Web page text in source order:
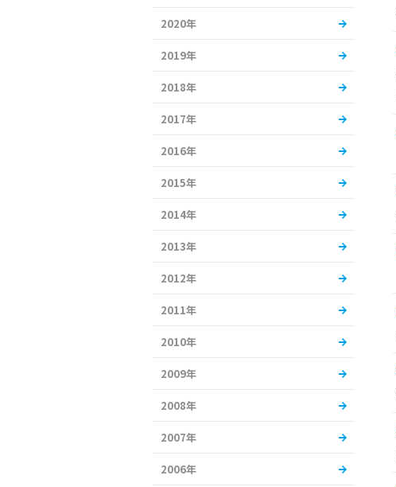
2020年
2019年
2018年
2017年
2016年
2015年
2014年
2013年
2012年
2011年
2010年
2009年
2008年
2007年
2006年